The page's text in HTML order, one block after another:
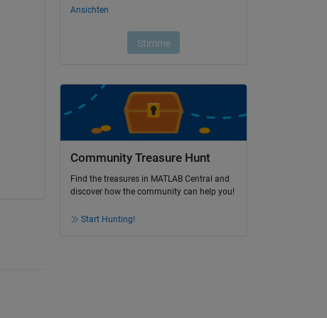
Community Treasure Hunt
Find the treasures in MATLAB Central and
discover how the community can help you!
Start Hunting!